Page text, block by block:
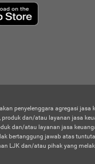
penyelenggara agregasi jasa
produk dan/atau layanan jasa
dan/atau layanan jasa
bertanggung jawab atas
LJK dan/atau pihak yang